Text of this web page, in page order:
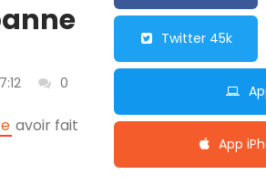
0
avoir fait
Twitter 45k
App